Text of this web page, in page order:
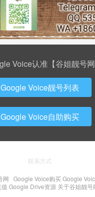
Voice认准【谷姐靓号网
Google Voice靓号列表
Google Voice自助购买
联系方式
网 Google Voice购买Google
Google Drive资源 关于谷姐靓号